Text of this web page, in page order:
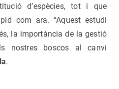
d’espècies, tot i que
com ara. “Aquest estudi
la importància de la gestió
nostres boscos al canvi
.